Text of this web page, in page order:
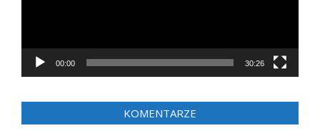
00:00 30:26
KOMENTARZE